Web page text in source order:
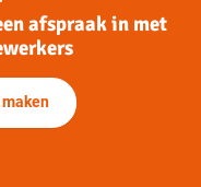
ontbindende
wordt
zijn:
afspraak in met